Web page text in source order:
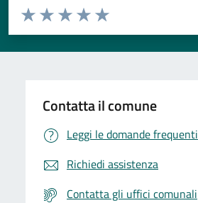
Valuta da 1 a 5 stelle la pagina
Valuta 5 stelle su 5
Valuta 4 stelle su 5
Valuta 3 stelle su 5
Valuta 2 stelle su 5
Valuta 1 stelle su 5
Contatta il comune
Leggi le domande frequenti
Richiedi assistenza
Contatta gli uffici comunali